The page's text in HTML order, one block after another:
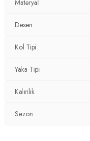
/ Basen : 89 cm / Beden : S
Üretim Yeri :
Materyal
Desen
Kol Tipi
Yaka Tipi
Kalınlık
Sezon